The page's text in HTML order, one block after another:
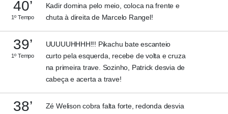
40’
1º Tempo
Kadir domina pelo meio, coloca na frente e
chuta à direita de Marcelo Rangel!
39’
1º Tempo
UUUUUHHHH!!! Pikachu bate escanteio
curto pela esquerda, recebe de volta e cruza
na primeira trave. Sozinho, Patrick desvia de
cabeça e acerta a trave!
38’
Zé Welison cobra falta forte, redonda desvia